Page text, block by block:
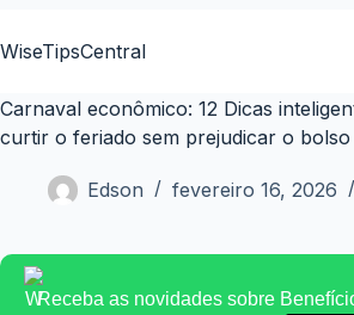
para
conteúdo
WiseTipsCentral
Carnaval econômico: 12 Dicas
curtir o feriado sem prejudicar o bolso
Edson fevereiro 16, 2026
Receba as novidades sobre